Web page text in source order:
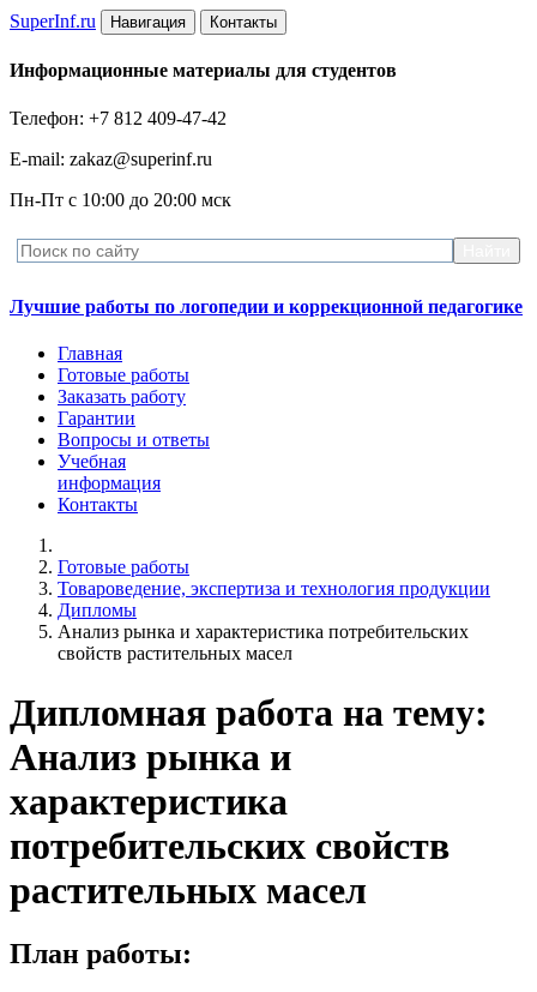
SuperInf.ru Навигация Контакты
Информационные материалы для студентов
Телефон: +7 812 409-47-42
E-mail: zakaz@superinf.ru
Пн-Пт с 10:00 до 20:00 мск
Лучшие работы по логопедии и коррекционной педагогике
Главная
Готовые работы
Заказать работу
Гарантии
Вопросы и ответы
Учебная
информация
Контакты
Готовые работы
Товароведение, экспертиза и технология продукции
Дипломы
Анализ рынка и характеристика потребительских
свойств растительных масел
Дипломная работа на тему:
Анализ рынка и
характеристика
потребительских свойств
растительных масел
План работы: